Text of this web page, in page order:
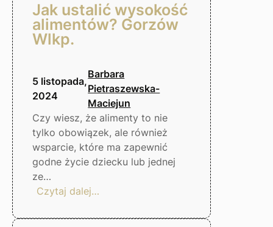
Jak ustalić wysokość
alimentów? Gorzów
Wlkp.
5 listopada,
2024
Barbara
Pietraszewska-
Maciejun
Czy wiesz, że alimenty to nie
tylko obowiązek, ale również
wsparcie, które ma zapewnić
godne życie dziecku lub jednej
ze…
Czytaj dalej…
ustalić